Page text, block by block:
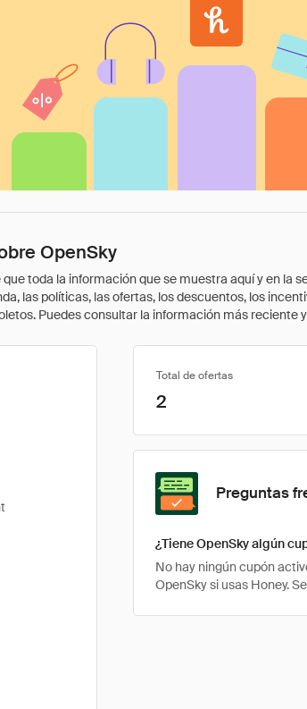
OpenSky
toda la información que se muestra aquí y en la
las políticas, las ofertas, los descuentos, los
Puedes consultar la información más reciente
Total de ofertas
2
Preguntas
¿Tiene OpenSky algún
No hay ningún cupón
OpenSky si usas Honey.